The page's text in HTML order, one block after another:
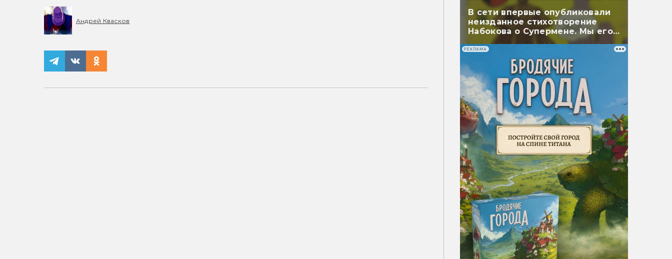
Андрей Квасков
В сети впервые опубликовали
неизданное стихотворение
Набокова о Супермене. Мы его
перевели
РЕКЛАМА